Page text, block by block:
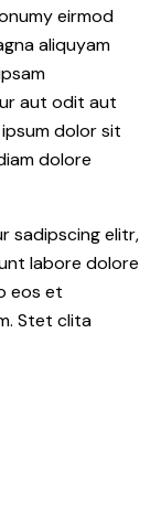
eirmod
aliquyam
aut odit aut
dolor sit
dolore
sadipscing elitr,
labore dolore
eos et
Stet clita